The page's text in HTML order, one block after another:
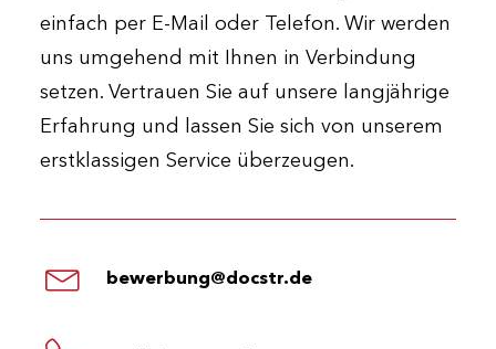
einfach per E-Mail oder Telefon. Wir werden
uns umgehend mit Ihnen in Verbindung
setzen. Vertrauen Sie auf unsere langjährige
Erfahrung und lassen Sie sich von unserem
erstklassigen Service überzeugen.
bewerbung@docstr.de